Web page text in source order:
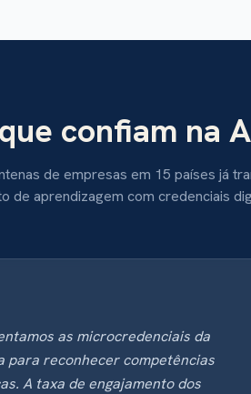
confiam na
de empresas em 15 países já
de aprendizagem com credenciais
as microcredenciais da
para reconhecer competências
A taxa de engajamento dos